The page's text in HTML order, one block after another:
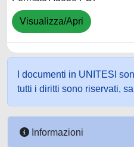
Visualizza/Apri
I documenti in UNITESI
tutti i diritti sono riservati,
Informazioni